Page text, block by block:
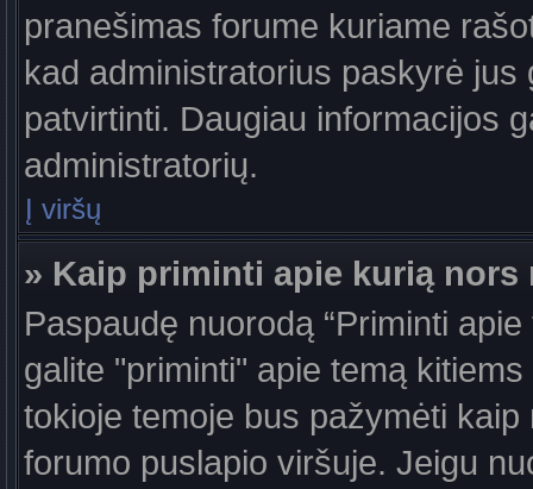
pranešimas forume kuriame
kad administratorius paskyrė
patvirtinti. Daugiau informacijos
administratorių.
Į viršų
» Kaip priminti apie kurią nors
Paspaudę nuorodą “Priminti
galite "priminti" apie temą
tokioje temoje bus pažymėti
forumo puslapio viršuje. Jeigu